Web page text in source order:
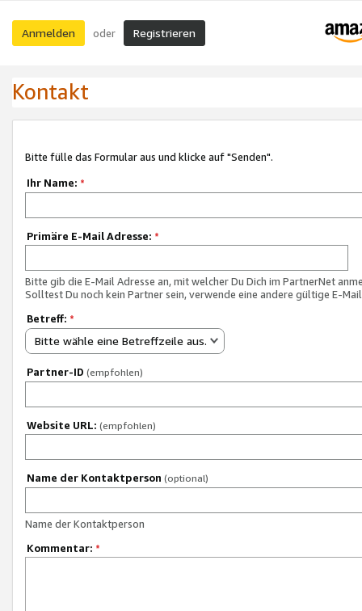
Anmelden oder Registrieren
Kontakt
Bitte fülle das Formular aus und klicke auf "Senden".
Ihr Name: *
Primäre E-Mail Adresse: *
Bitte gib die E-Mail Adresse an, mit welcher Du Dich im PartnerNet
Solltest Du noch kein Partner sein, verwende eine andere gültige E-
Betreff: *
Bitte wähle eine Betreffzeile aus.
Partner-ID (empfohlen)
Website URL: (empfohlen)
Name der Kontaktperson (optional)
Name der Kontaktperson
Kommentar: *